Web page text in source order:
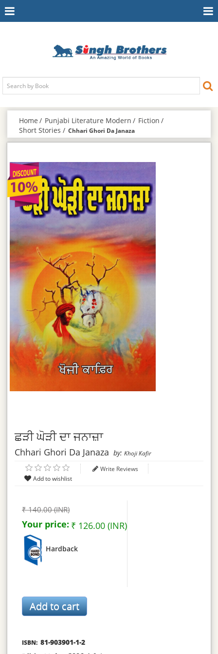
Toggle
Home Punjabi Literature Modern
Fiction
Short Stories
Chhari Ghori Da Janaza
ਛੜੀ ਘੋੜੀ ਦਾ ਜਨਾਜ਼ਾ
Chhari Ghori Da Janaza by: Khoji Kafir
Write Reviews
₹ 140.00 (INR)
Your price: ₹ 126.00 (INR)
Hardback
ISBN: 81-903901-1-2